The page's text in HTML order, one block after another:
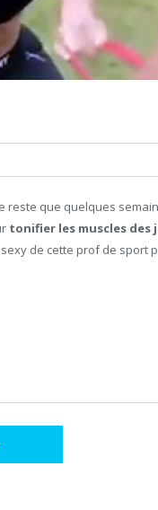
reste que quelques
tonifier les muscles des
de cette prof de sport